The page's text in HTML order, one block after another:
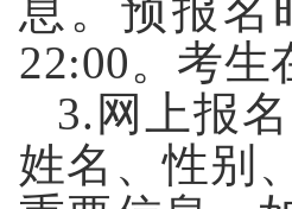
息。预报名
22:00。考生
3. 网上报
姓名、性别